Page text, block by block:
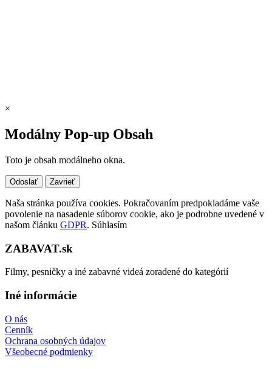
×
Modálny Pop-up Obsah
Toto je obsah modálneho okna.
Odoslať Zavrieť
Naša stránka používa cookies. Pokračovaním predpokladáme vaše
povolenie na nasadenie súborov cookie, ako je podrobne uvedené v
našom článku GDPR. Súhlasím
ZABAVAT.sk
Filmy, pesničky a iné zabavné videá zoradené do kategórií
Iné informácie
O nás
Cenník
Ochrana osobných údajov
Všeobecné podmienky